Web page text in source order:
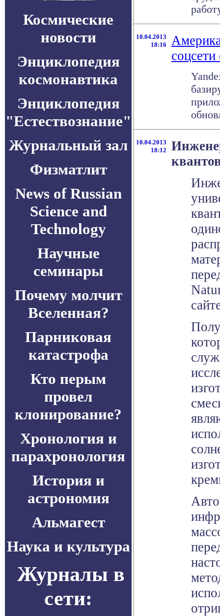
Космические
новости
Энциклопедия
космонавтика
Энциклопедия
"Естествознание"
Журнальный зал
Физматлит
News of Russian
Science and
Technology
Научные
семинары
Почему молчит
Вселенная?
Парниковая
катастрофа
Кто перым
провел
клонирование?
Хронология и
парахронология
История и
астрономия
Альмагест
Наука и культура
Журналы в
сети:
10.04.2013
18:16
соцсети
10.04.2013
18:12